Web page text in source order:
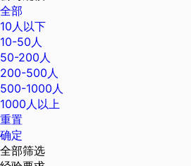
全部
10人以下
10-50人
50-200人
200-500人
500-1000人
1000人以上
重置
确定
全部筛选